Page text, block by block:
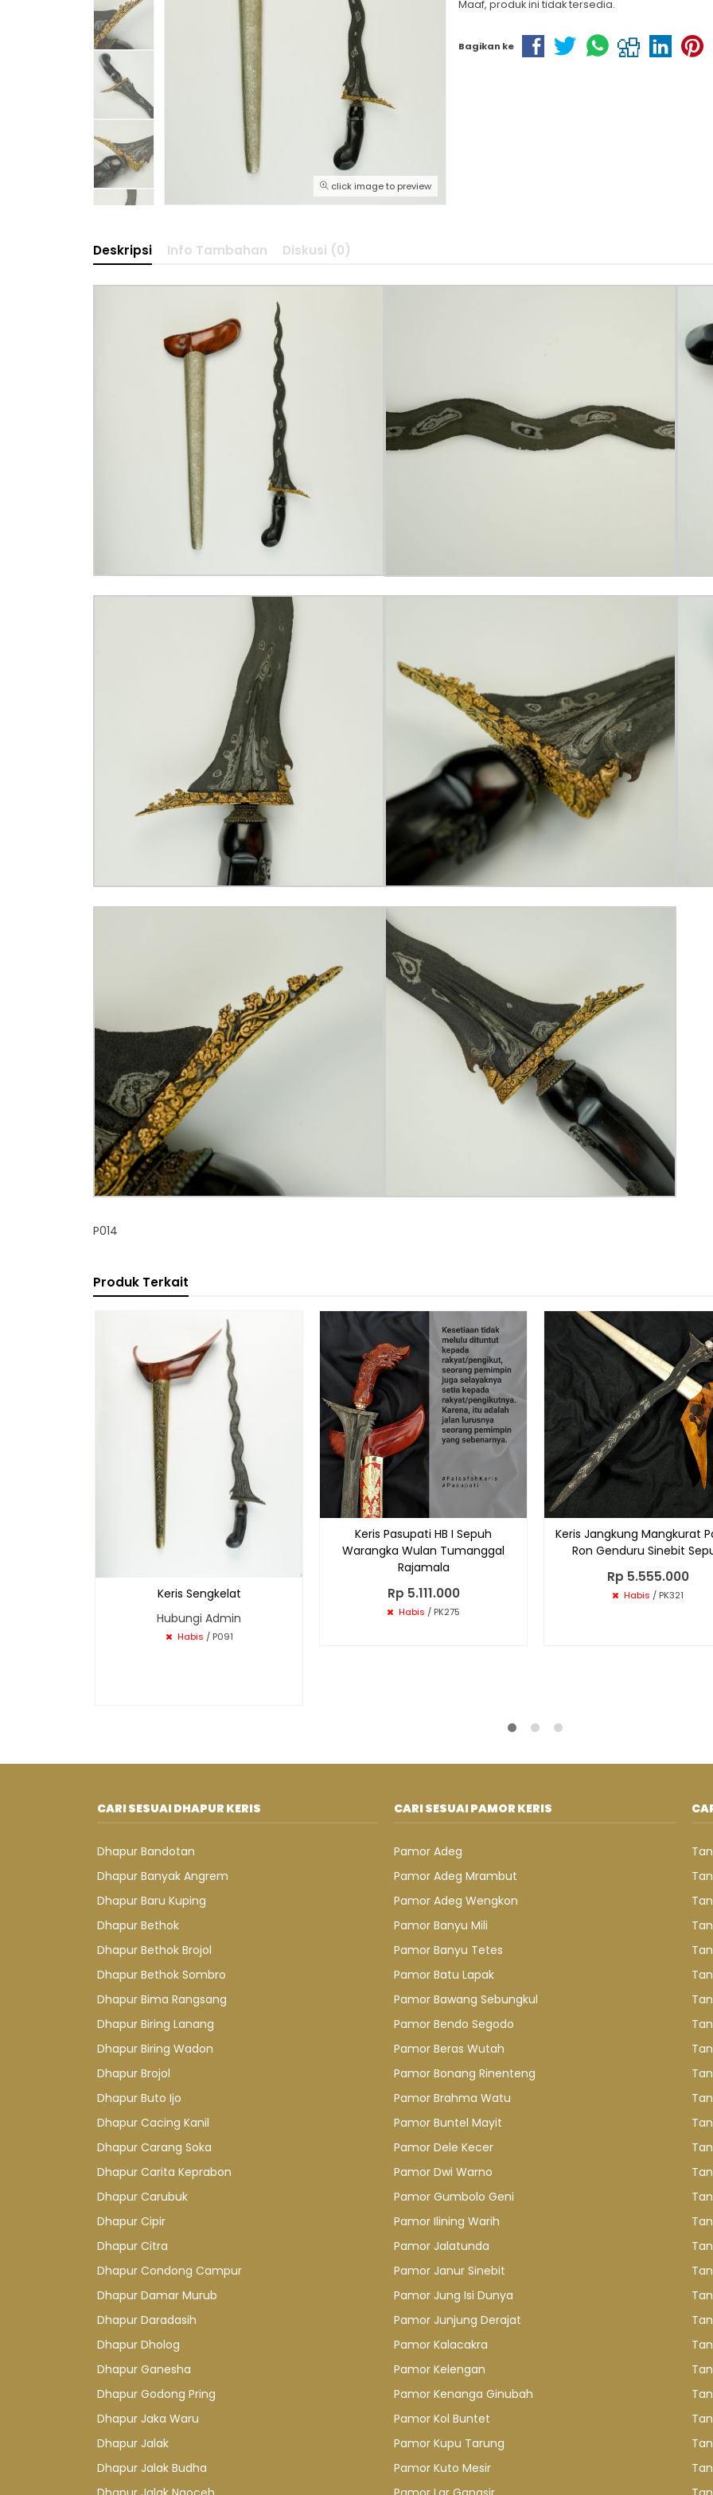
click image to preview
Maaf, produk ini tidak tersedia.
Bagikan ke
Deskripsi Info Tambahan Diskusi (0)
P014
Produk Terkait
Keris Sengkelat
Hubungi Admin
Habis / P091
Keris Pasupati HB I Sepuh
Warangka Wulan Tumanggal
Rajamala
Rp 5.111.000
Habis / PK275
Keris Jangkung Mangkurat
Ron Genduru Sinebit
Rp 5.555.000
Habis / PK321
CARI SESUAI DHAPUR KERIS
Dhapur Bandotan
Dhapur Banyak Angrem
Dhapur Baru Kuping
Dhapur Bethok
Dhapur Bethok Brojol
Dhapur Bethok Sombro
Dhapur Bima Rangsang
Dhapur Biring Lanang
Dhapur Biring Wadon
Dhapur Brojol
Dhapur Buto Ijo
Dhapur Cacing Kanil
Dhapur Carang Soka
Dhapur Carita Keprabon
Dhapur Carubuk
Dhapur Cipir
Dhapur Citra
Dhapur Condong Campur
Dhapur Damar Murub
Dhapur Daradasih
Dhapur Dholog
Dhapur Ganesha
Dhapur Godong Pring
Dhapur Jaka Waru
Dhapur Jalak
Dhapur Jalak Budha
CARI SESUAI PAMOR KERIS
Pamor Adeg
Pamor Adeg Mrambut
Pamor Adeg Wengkon
Pamor Banyu Mili
Pamor Banyu Tetes
Pamor Batu Lapak
Pamor Bawang Sebungkul
Pamor Bendo Segodo
Pamor Beras Wutah
Pamor Bonang Rinenteng
Pamor Brahma Watu
Pamor Buntel Mayit
Pamor Dele Kecer
Pamor Dwi Warno
Pamor Gumbolo Geni
Pamor Ilining Warih
Pamor Jalatunda
Pamor Janur Sinebit
Pamor Jung Isi Dunya
Pamor Junjung Derajat
Pamor Kalacakra
Pamor Kelengan
Pamor Kenanga Ginubah
Pamor Kol Buntet
Pamor Kupu Tarung
Pamor Kuto Mesir